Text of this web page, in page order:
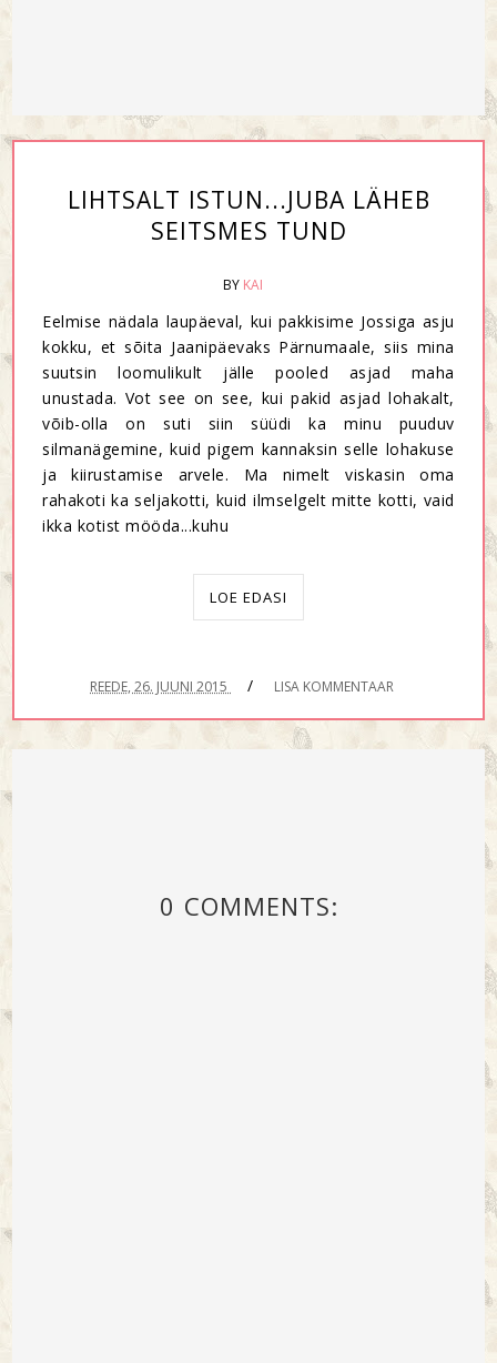
LIHTSALT ISTUN...JUBA LÄHEB
SEITSMES TUND
BY KAI
Eelmise nädala laupäeval, kui pakkisime Jossiga asju
kokku, et sõita Jaanipäevaks Pärnumaale, siis mina
suutsin loomulikult jälle pooled asjad maha
unustada. Vot see on see, kui pakid asjad lohakalt,
võib-olla on suti siin süüdi ka minu puuduv
silmanägemine, kuid pigem kannaksin selle lohakuse
ja kiirustamise arvele. Ma nimelt viskasin oma
rahakoti ka seljakotti, kuid ilmselgelt mitte kotti, vaid
ikka kotist mööda...kuhu
LOE EDASI
REEDE, 26. JUUNI 2015 / LISA KOMMENTAAR
0 COMMENTS: